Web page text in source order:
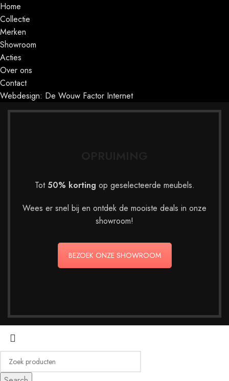
Home
Collectie
Merken
Showroom
Acties
Over ons
Contact
Webdesign: De Wouw Factor Internet
Tot 50% korting op geselecteerde meubels.
Wees er snel bij en ontdek de mooiste deals in onze
showroom!
BEZOEK ONZE SHOWROOM